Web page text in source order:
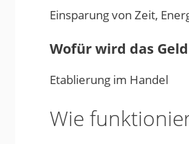
Einsparung von Zeit,
Wofür wird das
Etablierung im Handel
Wie